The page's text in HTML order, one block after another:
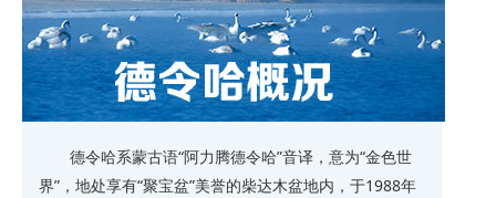
德令哈系蒙古语“阿力腾德令哈”音译，意为“金色世
界”，地处享有“聚宝盆”美誉的柴达木盆地内，于1988年